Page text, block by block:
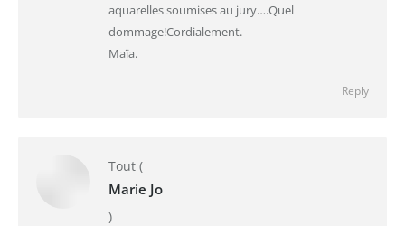
aquarelles soumises au jury….Quel
dommage!Cordialement.
Maïa.
Reply
Tout (
Marie Jo
)